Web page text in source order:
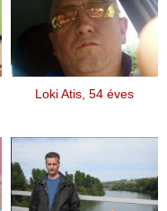
Loki Atis, 54 éves